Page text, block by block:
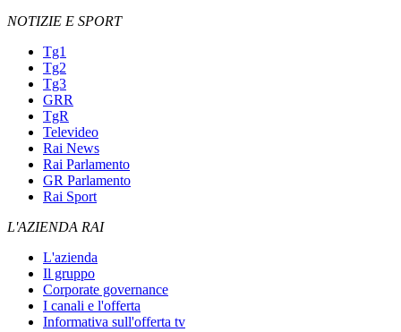
NOTIZIE E SPORT
Tg1
Tg2
Tg3
GRR
TgR
Televideo
Rai News
Rai Parlamento
GR Parlamento
Rai Sport
L'AZIENDA RAI
L'azienda
Il gruppo
Corporate governance
I canali e l'offerta
Informativa sull'offerta tv